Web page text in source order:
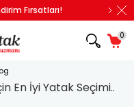
Fırsatları!
0
En İyi Yatak Seçimi..